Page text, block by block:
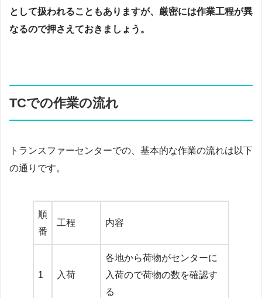
として扱われることもありますが、厳密には作業工程が異
なるので押さえておきましょう。
TCでの作業の流れ
トランスファーセンターでの、基本的な作業の流れは以下
の通りです。
順
番
工程 内容
1 入荷
各地から荷物がセンターに
入荷ので荷物の数を確認す
る